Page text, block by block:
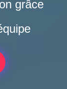
grâce